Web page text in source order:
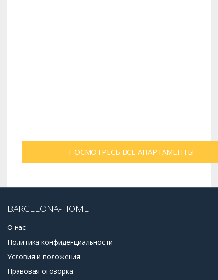
ПОСМОТРЕСЬ ВСЕ AПАРТАМЕНТЫ
BARCELONA-HOME
О нас
Политика конфиденциальности
Условия и положения
Правовая оговорка